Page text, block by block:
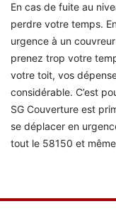
En cas de fuite au
perdre votre temps.
urgence à un
prenez trop votre
votre toit, vos
considérable. C’est
SG Couverture est
se déplacer en
tout le 58150 et